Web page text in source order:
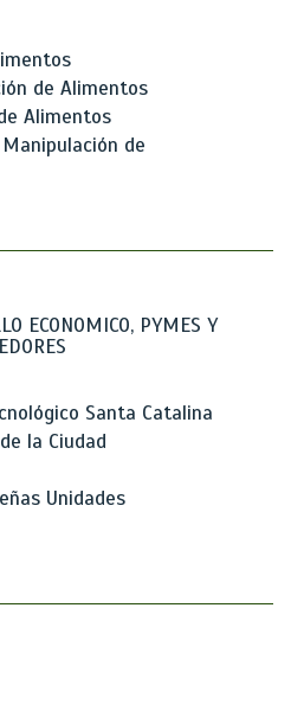
de Alimentos
Alimentos
de
ECONOMICO, PYMES Y
Santa Catalina
la Ciudad
Unidades